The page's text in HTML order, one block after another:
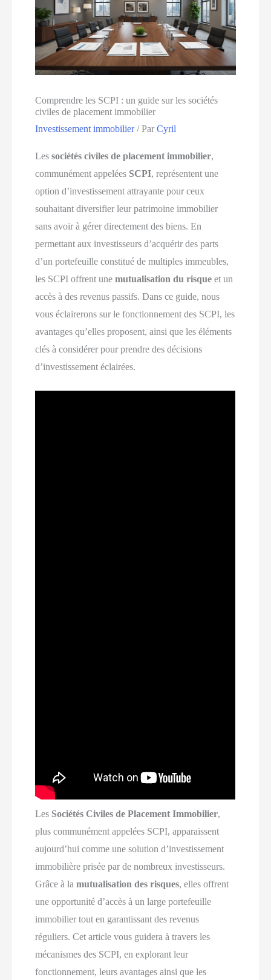
Comprendre les SCPI : un guide sur les sociétés
civiles de placement immobilier
Investissement immobilier/ ParCyril
Lessociétés civiles de placement immobilier,
communément appelées SCPI, représentent une
option d’investissement attrayante pour ceux
souhaitant diversifier leur patrimoine immobilier
sans avoir à gérer directement des biens. En
permettant aux investisseurs d’acquérir des parts
d’un portefeuille constitué de multiples immeubles,
les SCPI offrent unemutualisation du risque et un
accès à des revenus passifs. Dans ce guide, nous
vous éclairerons sur le fonctionnement des SCPI, les
avantages qu’elles proposent, ainsi que les éléments
clés à considérer pour prendre des décisions
d’investissement éclairées.
Les Sociétés Civiles de Placement Immobilier,
plus communément appelées SCPI, apparaissent
aujourd’hui comme une solution d’investissement
immobilière prisée par de nombreux investisseurs.
Grâce à lamutualisation des risques, elles offrent
une opportunité d’accès à un large portefeuille
immobilier tout en garantissant des revenus
réguliers. Cet article vous guidera à travers les
mécanismes des SCPI, en explorant leur
fonctionnement, leurs avantages ainsi que les